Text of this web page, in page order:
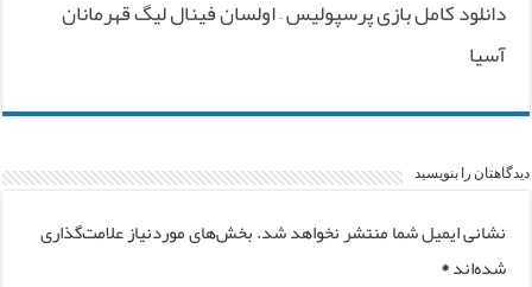
دانلود کامل بازی پرسپولیس – اولسان فینال لیگ قهرمانان
آسیا
دیدگاهتان را بنویسید
نشانی ایمیل شما منتشر نخواهد شد.بخش‌های موردنیاز علامت‌گذاری
شده‌اند*